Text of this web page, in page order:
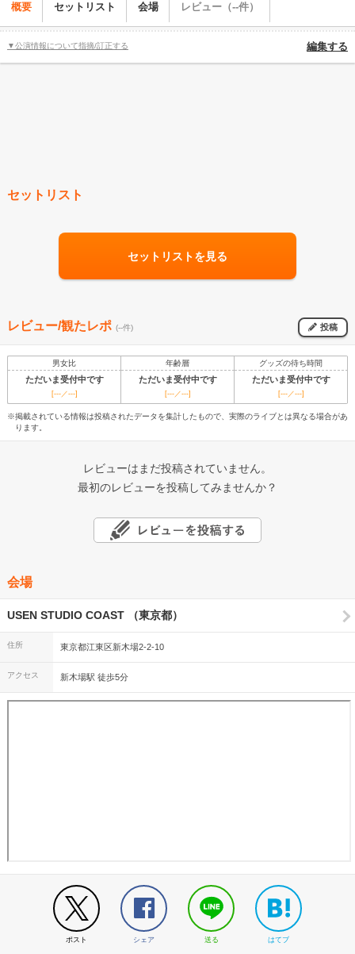
概要 セットリスト 会場 レビュー（--件）
▼公演情報について指摘/訂正する 編集する
セットリスト
セットリストを見る
レビュー/観たレポ (--件) 投稿
男女比 年齢層 グッズの待ち時間
ただいま受付中です ただいま受付中です ただいま受付中です
[---／---] [---／---] [---／---]
※掲載されている情報は投稿されたデータを集計したもので、実際のライブとは異なる場合があ
ります。
レビューはまだ投稿されていません。
最初のレビューを投稿してみませんか？
会場
USEN STUDIO COAST （東京都）
住所 東京都江東区新木場2-2-10
アクセス 新木場駅 徒歩5分
ポスト シェア 送る はてブ